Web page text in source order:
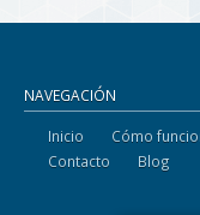
NAVEGACIÓN
Inicio Cómo
Contacto
Blog